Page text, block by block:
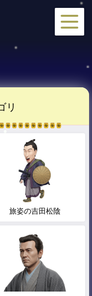
リ
旅姿の吉田松陰